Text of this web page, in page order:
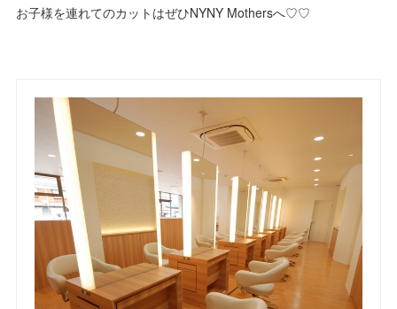
お子様を連れてのカットはぜひNYNY Mothersへ♡♡